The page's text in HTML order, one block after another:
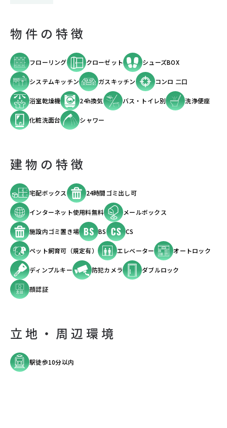
物件の特徴
フローリング クローゼット シューズBOX
システムキッチン ガスキッチン コンロ 二口
浴室乾燥機 24h換気 バス・トイレ別 洗浄便座
化粧洗面台 シャワー
建物の特徴
宅配ボックス 24時間ゴミ出し可
インターネット使用料無料 メールボックス
施設内ゴミ置き場 BS CS
ペット飼育可（規定有） エレベーター オートロック
ディンプルキー 防犯カメラ ダブルロック
顔認証
立地・周辺環境
駅徒歩10分以内